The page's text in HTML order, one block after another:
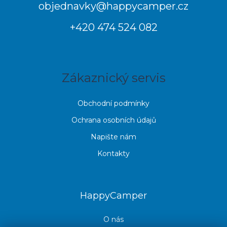
objednavky@happycamper.cz
+420 474 524 082
Zákaznický servis
Obchodní podmínky
Ochrana osobních údajů
Napište nám
Kontakty
HappyCamper
O nás